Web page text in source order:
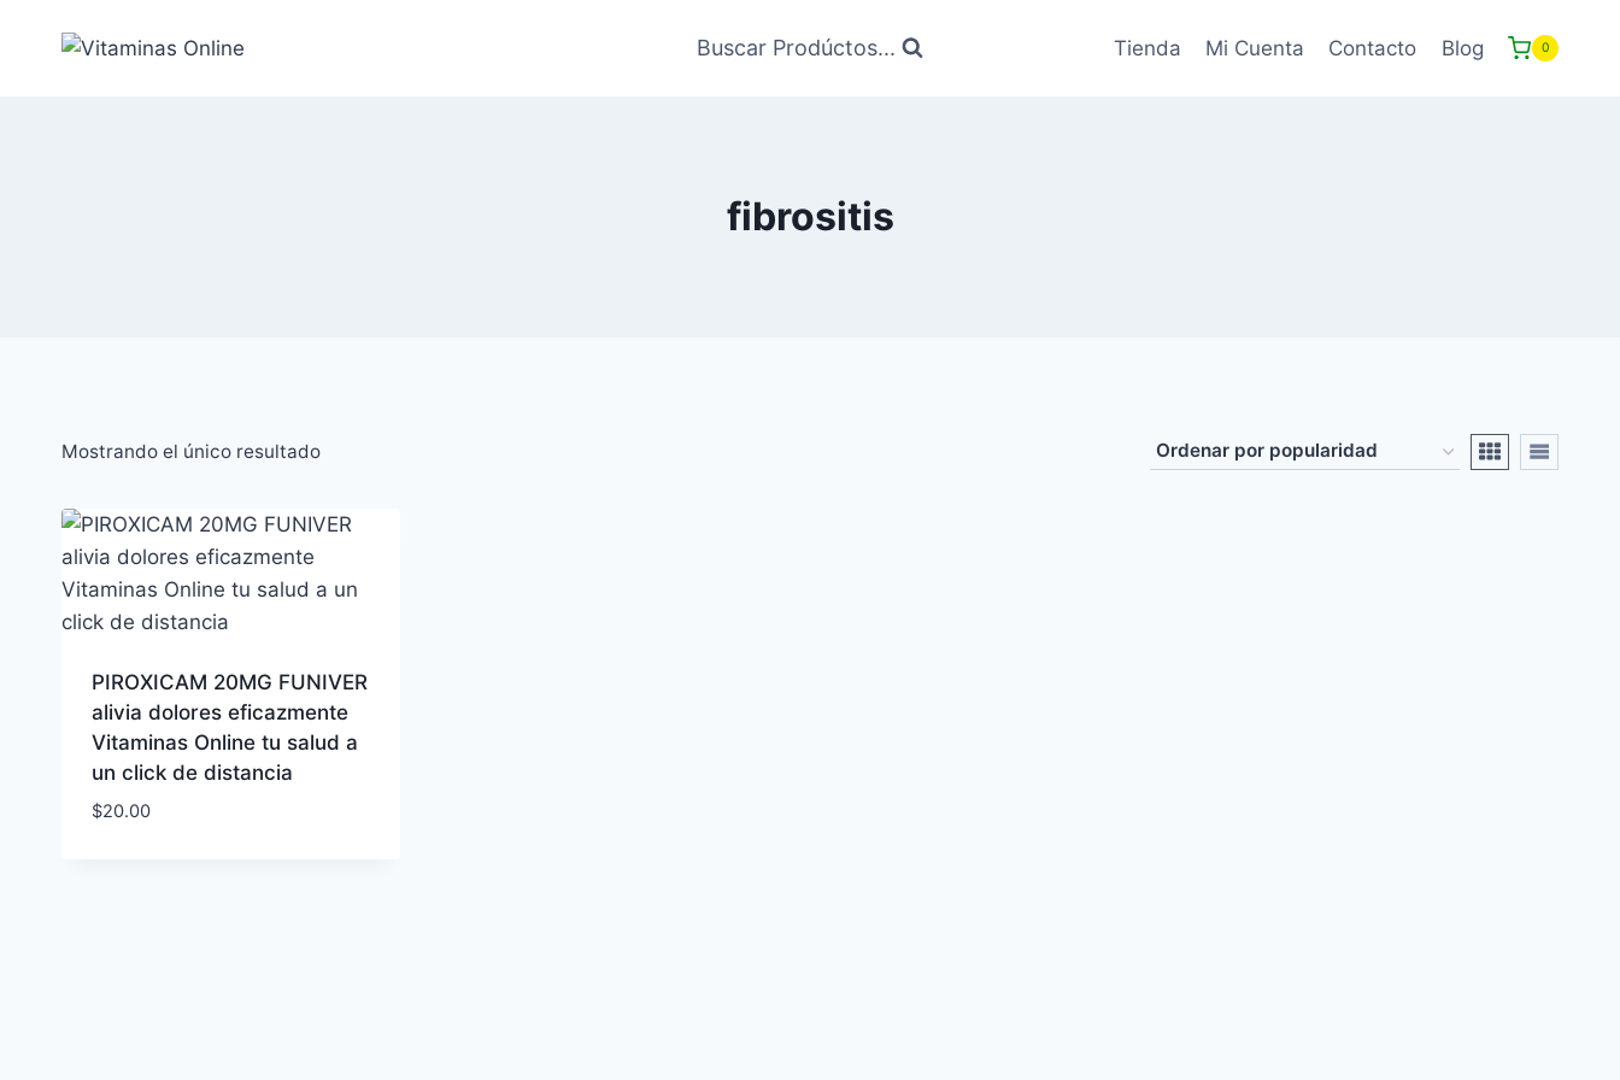
Buscar Prodúctos... Tienda Mi Cuenta Contacto Blog 0
fibrositis
Mostrando el único resultado
PIROXICAM 20MG FUNIVER
alivia dolores eficazmente
Vitaminas Online tu salud a
un click de distancia
$20.00